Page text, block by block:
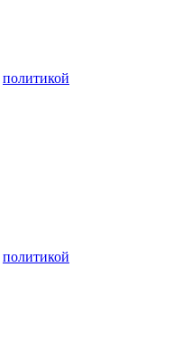
политикой
политикой